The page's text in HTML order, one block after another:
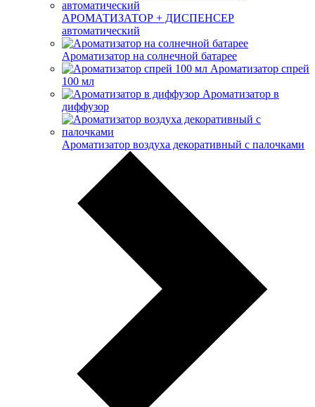
АРОМАТИЗАТОР + ДИСПЕНСЕР
автоматический
Ароматизатор на солнечной батарее
Ароматизатор спрей
100 мл
Ароматизатор в
диффузор
Ароматизатор воздуха декоративный с палочками